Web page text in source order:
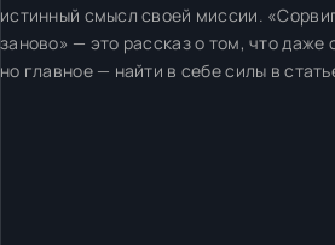
истинный смысл своей миссии.
заново» — это рассказ о том, что даже
но главное — найти в себе силы в